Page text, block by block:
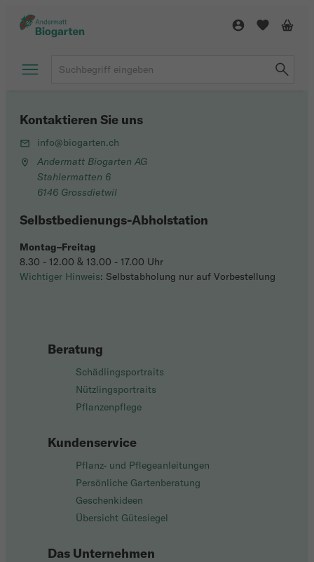
Beratung
Schädlingsportraits
Nützlingsportraits
Pflanzenpflege
Kundenservice
Pflanz- und Pflegeanleitungen
Persönliche Gartenberatung
Geschenkideen
Übersicht Gütesiegel
Das Unternehmen
Kontaktieren Sie uns
info@biogarten.ch
Andermatt Biogarten AG
Stahlermatten 6
6146 Grossdietwil
Selbstbedienungs-Abholstation
Montag–Freitag
8.30 - 12.00 & 13.00 - 17.00 Uhr
Wichtiger Hinweis: Selbstabholung nur auf Vorbestellung